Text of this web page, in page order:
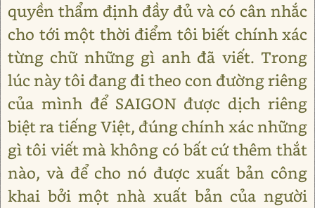
quyền thẩm định đầy đủ và có cân nhắc
cho tới một thời điểm tôi biết chính xác
từng chữ những gì anh đã viết. Trong
lúc này tôi đang đi theo con đường riêng
của mình để SAIGON được dịch riêng
biệt ra tiếng Việt, đúng chính xác những
gì tôi viết mà không có bất cứ thêm thắt
nào, và để cho nó được xuất bản công
khai bởi một nhà xuất bản của người